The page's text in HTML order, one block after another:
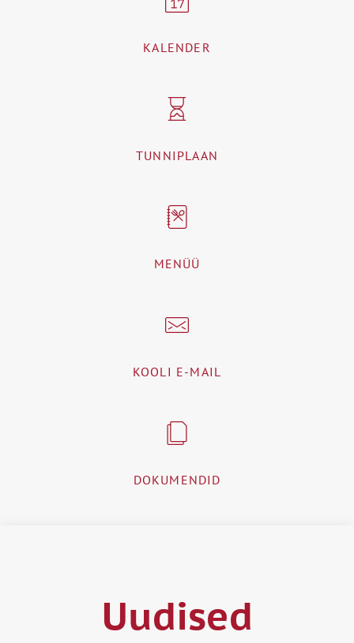
KALENDER
TUNNIPLAAN
MENÜÜ
KOOLI E-MAIL
DOKUMENDID
Uudised